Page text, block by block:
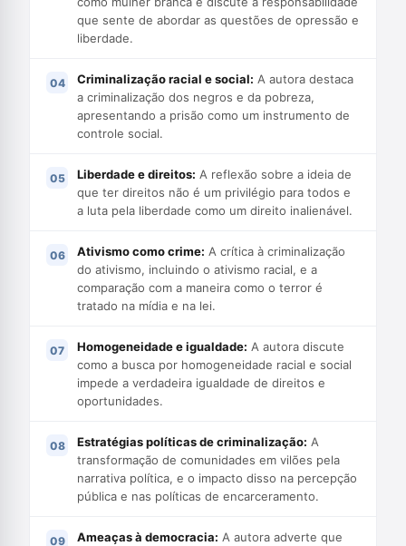
que sente de abordar as questões de opressão e
liberdade.
Criminalização racial e social: A autora destaca
a criminalização dos negros e da pobreza,
apresentando a prisão como um instrumento de
controle social.
Liberdade e direitos: A reflexão sobre a ideia de
que ter direitos não é um privilégio para todos e
a luta pela liberdade como um direito inalienável.
Ativismo como crime: A crítica à criminalização
do ativismo, incluindo o ativismo racial, e a
comparação com a maneira como o terror é
tratado na mídia e na lei.
Homogeneidade e igualdade: A autora discute
como a busca por homogeneidade racial e social
impede a verdadeira igualdade de direitos e
oportunidades.
Estratégias políticas de criminalização: A
transformação de comunidades em vilões pela
narrativa política, e o impacto disso na percepção
pública e nas políticas de encarceramento.
Ameaças à democracia: A autora adverte que